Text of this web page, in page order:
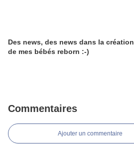
Des news, des news dans la création
de mes bébés reborn :-)
Commentaires
Ajouter un commentaire